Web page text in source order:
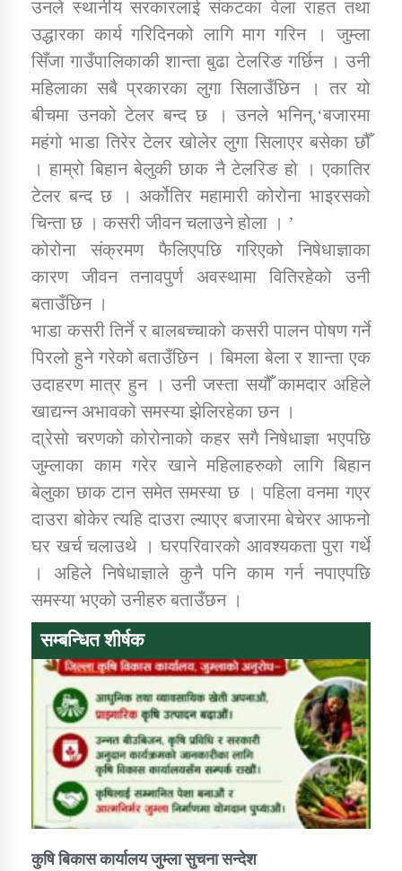
तातोपानी गाउँपालिकाको न्यायिक समिति सम्बन्धी सन्देश
तातोपानी गाउँपालिका जुम्लाको महिला तथा लैङ्गिक हिंसा
सम्बन्धी सूचना सन्देश
तातोपानी गाउँपालिका जुम्लाको महिनावारी सम्बन्धिकाे
सन्देश
तातोपानी गाउँपालिका जुम्लाको बालविवाह सन्देश
तातोपानी गाउँपालिका जुम्लाको सूचना
उनले स्थानीय सरकारलाई संकटका वेला राहत तथा
उद्धारका कार्य गरिदिनको लागि माग गरिन । जुम्ला
सिँजा गाउँपालिकाकी शान्ता बुढा टेलरिङ गर्छिन । उनी
महिलाका सबै प्रकारका लुगा सिलाउँछिन । तर यो
बीचमा उनको टेलर बन्द छ । उनले भनिन्,‘बजारमा
महंगो भाडा तिरेर टेलर खोलेर लुगा सिलाएर बसेका छौँ
। हाम्रो बिहान बेलुकी छाक नै टेलरिङ हो । एकातिर
टेलर बन्द छ । अर्कोतिर महामारी कोरोना भाइरसको
चिन्ता छ । कसरी जीवन चलाउने होला । ’
कोरोना संक्रमण फैलिएपछि गरिएको निषेधाज्ञाका
कारण जीवन तनावपुर्ण अवस्थामा वितिरहेको उनी
बताउँछिन ।
भाडा कसरी तिर्ने र बालबच्चाको कसरी पालन पोषण गर्ने
पिरलो हुने गरेको बताउँछिन । बिमला बेला र शान्ता एक
उदाहरण मात्र हुन । उनी जस्ता सयौँ कामदार अहिले
खाद्यन्न अभावको समस्या झेलिरहेका छन ।
दा्रेसो चरणको कोरोनाको कहर सगै निषेधाज्ञा भएपछि
जुम्लाका काम गरेर खाने महिलाहरुको लागि बिहान
बेलुका छाक टान समेत समस्या छ । पहिला वनमा गएर
दाउरा बोकेर त्यहि दाउरा ल्याएर बजारमा बेचेरर आफनो
घर खर्च चलाउथे । घरपरिवारको आवश्यकता पुरा गर्थे
। अहिले निषेधाज्ञाले कुनै पनि काम गर्न नपाएपछि
समस्या भएको उनीहरु बताउँछन ।
सम्बन्धित शीर्षक
कुषि बिकास कार्यालय जुम्ला सुचना सन्देश